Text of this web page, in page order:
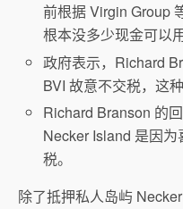
前根据 Virgin Group
根本没多少现金可以用
政府表示，Richard
BVI 故意不交税，这
Richard Branson 的
Necker Island 是因
税。
除了抵押私人岛屿